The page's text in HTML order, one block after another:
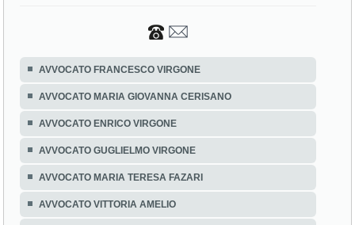
AVVOCATO FRANCESCO VIRGONE
AVVOCATO MARIA GIOVANNA CERISANO
AVVOCATO ENRICO VIRGONE
AVVOCATO GUGLIELMO VIRGONE
AVVOCATO MARIA TERESA FAZARI
AVVOCATO VITTORIA AMELIO